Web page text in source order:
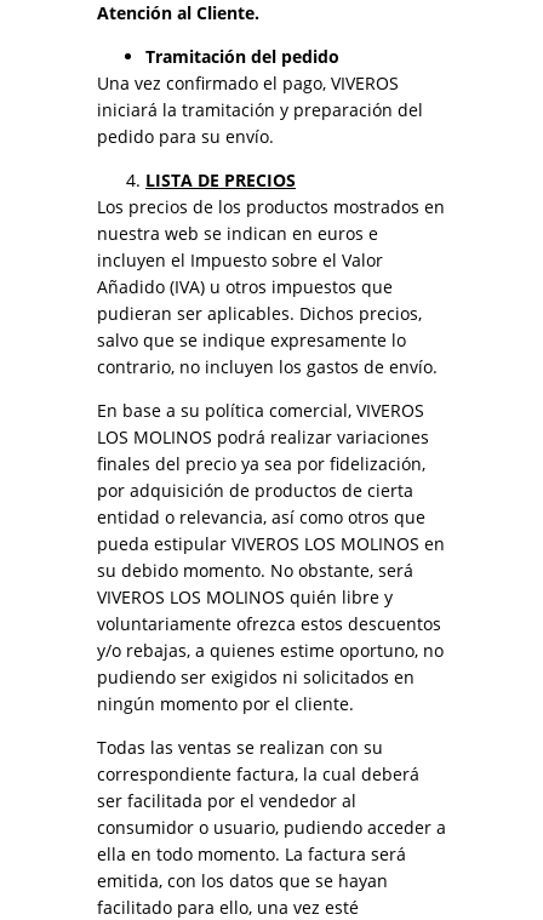
Atención al Cliente.
Tramitación del pedido
Una vez confirmado el pago, VIVEROS
iniciará la tramitación y preparación del
pedido para su envío.
LISTA DE PRECIOS
Los precios de los productos mostrados en
nuestra web se indican en euros e
incluyen el Impuesto sobre el Valor
Añadido (IVA) u otros impuestos que
pudieran ser aplicables. Dichos precios,
salvo que se indique expresamente lo
contrario, no incluyen los gastos de envío.
En base a su política comercial, VIVEROS
LOS MOLINOS podrá realizar variaciones
finales del precio ya sea por fidelización,
por adquisición de productos de cierta
entidad o relevancia, así como otros que
pueda estipular VIVEROS LOS MOLINOS en
su debido momento. No obstante, será
VIVEROS LOS MOLINOS quién libre y
voluntariamente ofrezca estos descuentos
y/o rebajas, a quienes estime oportuno, no
pudiendo ser exigidos ni solicitados en
ningún momento por el cliente.
Todas las ventas se realizan con su
correspondiente factura, la cual deberá
ser facilitada por el vendedor al
consumidor o usuario, pudiendo acceder a
ella en todo momento. La factura será
emitida, con los datos que se hayan
facilitado para ello, una vez esté